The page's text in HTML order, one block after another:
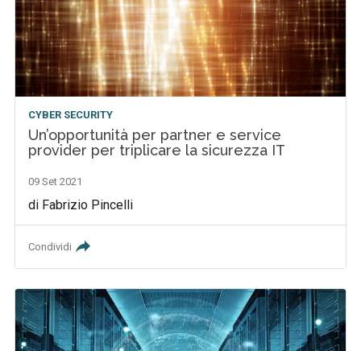
CYBER SECURITY
Un’opportunità per partner e service
provider per triplicare la sicurezza IT
09 Set 2021
di Fabrizio Pincelli
Condividi